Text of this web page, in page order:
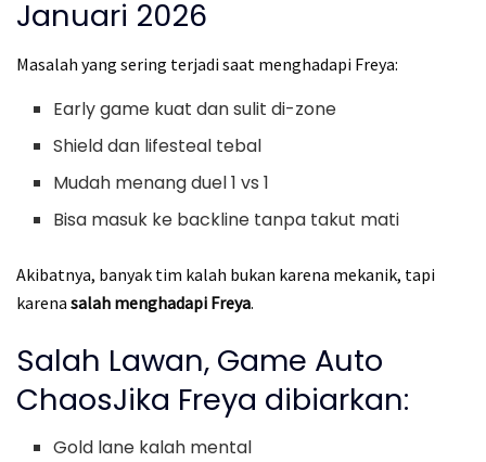
Januari 2026
Masalah yang sering terjadi saat menghadapi Freya:
Early game kuat dan sulit di-zone
Shield dan lifesteal tebal
Mudah menang duel 1 vs 1
Bisa masuk ke backline tanpa takut mati
Akibatnya, banyak tim kalah bukan karena mekanik, tapi
karena salah menghadapi Freya.
Salah Lawan, Game Auto
ChaosJika Freya dibiarkan:
Gold lane kalah mental